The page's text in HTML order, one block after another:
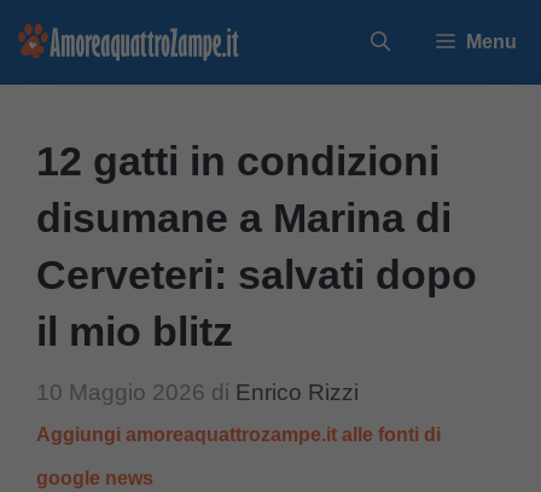
Vai
Menu
12 gatti in condizioni
disumane a Marina di
Cerveteri: salvati dopo
il mio blitz
10 Maggio 2026 di Enrico Rizzi
Aggiungi amoreaquattrozampe.it alle fonti di
google news